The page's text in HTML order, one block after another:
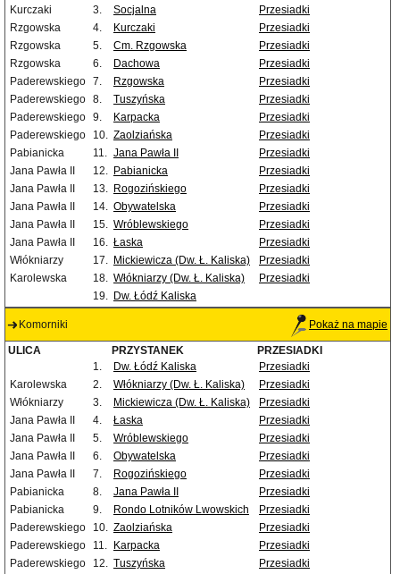
Kurczaki
3. Socjalna
Przesiadki
Rzgowska
4. Kurczaki
Przesiadki
Rzgowska
5. Cm. Rzgowska
Przesiadki
Rzgowska
6. Dachowa
Przesiadki
Paderewskiego 7. Rzgowska
Przesiadki
Paderewskiego 8. Tuszyńska
Przesiadki
Paderewskiego 9. Karpacka
Przesiadki
Paderewskiego
10. Zaolziańska
Przesiadki
Pabianicka
11. Jana Pawła II
Przesiadki
Jana Pawła II
12. Pabianicka
Przesiadki
Jana Pawła II
13. Rogozińskiego
Przesiadki
Jana Pawła II
14. Obywatelska
Przesiadki
Jana Pawła II
15. Wróblewskiego
Przesiadki
Jana Pawła II
16. Łaska
Przesiadki
Włókniarzy
17. Mickiewicza (Dw. Ł. Kaliska)
Przesiadki
Karolewska
18. Włókniarzy (Dw. Ł. Kaliska)
Przesiadki
19. Dw. Łódź Kaliska
Komorniki Pokaż na mapie
ULICA PRZYSTANEK
PRZESIADKI
1.
Dw. Łódź Kaliska
Przesiadki
Karolewska
2. Włókniarzy (Dw. Ł. Kaliska)
Przesiadki
Włókniarzy
3. Mickiewicza (Dw. Ł. Kaliska)
Przesiadki
Jana Pawła II
4. Łaska
Przesiadki
Jana Pawła II
5. Wróblewskiego
Przesiadki
Jana Pawła II
6. Obywatelska
Przesiadki
Jana Pawła II
7. Rogozińskiego
Przesiadki
Pabianicka
8. Jana Pawła II
Przesiadki
Pabianicka
9. Rondo Lotników Lwowskich
Przesiadki
Paderewskiego
10. Zaolziańska
Przesiadki
Paderewskiego
11. Karpacka
Przesiadki
Paderewskiego
12. Tuszyńska Przesiadki